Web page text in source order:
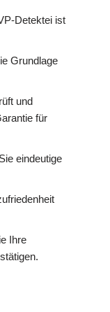
Detektei ist
Grundlage
und
für
eindeutige
Ihre